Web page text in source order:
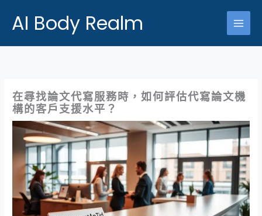
AI Body Realm
在尋找論文代寫服務時，如何評估代寫論文機
構的客戶支援水平？